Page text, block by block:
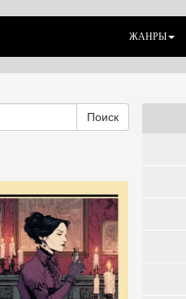
ЖАНРЫ
Поиск